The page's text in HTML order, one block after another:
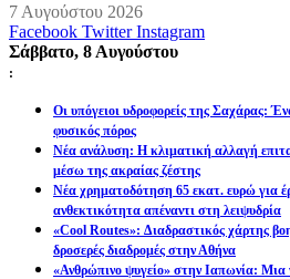
7 Αυγούστου 2026
Facebook Twitter Instagram
Σάββατο, 8 Αυγούστου
:
Οι υπόγειοι υδροφορείς της Σαχάρας:
φυσικός πόρος
Νέα ανάλυση: Η κλιματική αλλαγή
μέσω της ακραίας ζέστης
Νέα χρηματοδότηση 65 εκατ. ευρώ για
ανθεκτικότητα απέναντι στη λειψυδρία
«Cool Routes»: Διαδραστικός χάρτης
δροσερές διαδρομές στην Αθήνα
«Ανθρώπινο ψυγείο» στην Ιαπωνία: Μια